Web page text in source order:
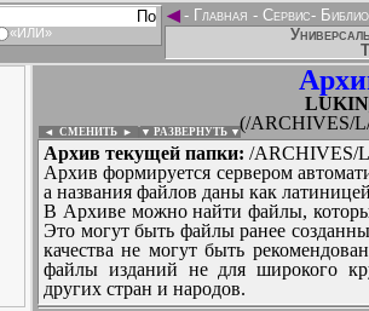
«ИЛИ»
◄- Главная - Сервис-
(/ARCHIVES/
◄ СМЕНИТЬ ► ▼ РАЗВЕРНУТЬ ▼
Архив текущей папки: /ARCHIVES/
Архив формируется сервером
а названия файлов даны как
В Архиве можно найти файлы,
Это могут быть файлы ранее
качества не могут быть
файлы изданий не для широкого
других стран и народов.